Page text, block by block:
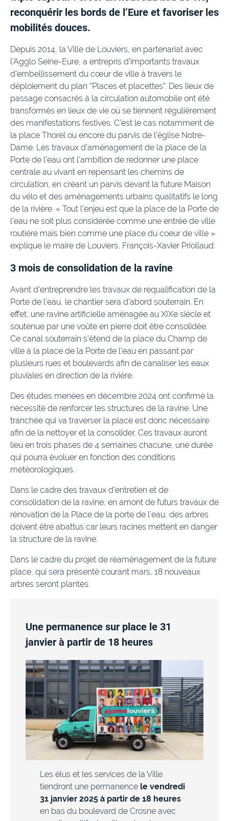
reconquérir les bords de l’Eure et favoriser les
mobilités douces.
Depuis 2014, la Ville de Louviers, en partenariat avec
l’Agglo Seine-Eure, a entrepris d’importants travaux
d’embellissement du cœur de ville à travers le
déploiement du plan “Places et placettes”. Des lieux de
passage consacrés à la circulation automobile ont été
transformés en lieux de vie où se tiennent régulièrement
des manifestations festives. C’est le cas notamment de
la place Thorel ou encore du parvis de l’église Notre-
Dame. Les travaux d’aménagement de la place de la
Porte de l’eau ont l’ambition de redonner une place
centrale au vivant en repensant les chemins de
circulation, en créant un parvis devant la future Maison
du vélo et des aménagements urbains qualitatifs le long
de la rivière. « Tout l’enjeu est que la place de la Porte de
l’eau ne soit plus considérée comme une entrée de ville
routière mais bien comme une place du coeur de ville »
explique le maire de Louviers, François-Xavier Priollaud.
3 mois de consolidation de la ravine
Avant d’entreprendre les travaux de requalification de la
Porte de l’eau, le chantier sera d’abord souterrain. En
effet, une ravine artificielle aménagée au XIXe siècle et
soutenue par une voûte en pierre doit être consolidée.
Ce canal souterrain s’étend de la place du Champ de
ville à la place de la Porte de l’eau en passant par
plusieurs rues et boulevards afin de canaliser les eaux
pluviales en direction de la rivière.
Des études menées en décembre 2024 ont confirmé la
nécessité de renforcer les structures de la ravine. Une
tranchée qui va traverser la place est donc nécessaire
afin de la nettoyer et la consolider. Ces travaux auront
lieu en trois phases de 4 semaines chacune, une durée
qui pourra évoluer en fonction des conditions
météorologiques.
Dans le cadre des travaux d’entretien et de
consolidation de la ravine, en amont de futurs travaux de
rénovation de la Place de la porte de l’eau, des arbres
doivent être abattus car leurs racines mettent en danger
la structure de la ravine.
Dans le cadre du projet de réaménagement de la future
place, qui sera présenté courant mars, 18 nouveaux
arbres seront plantés.
Une permanence sur place le 31
janvier à partir de 18 heures
Les élus et les services de la Ville
tiendront une permanence le vendredi
31 janvier 2025 à partir de 18 heures
en bas du boulevard de Crosne avec